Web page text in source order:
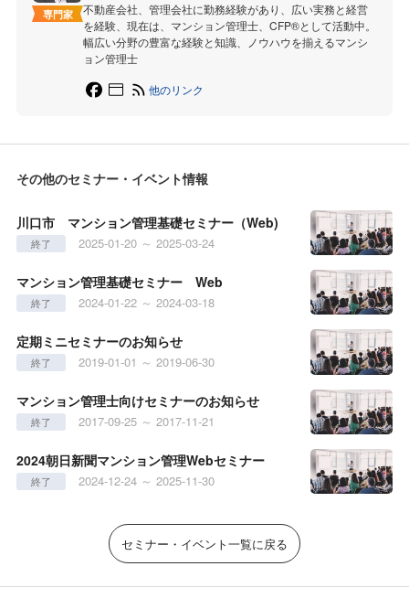
専門家
不動産会社、管理会社に勤務経験があり、広い実務と経営
を経験、現在は、マンション管理士、CFP®︎として活動中。
幅広い分野の豊富な経験と知識、ノウハウを揃えるマンシ
ョン管理士
他のリンク
その他のセミナー・イベント情報
川口市 マンション管理基礎セミナー（Web)
終了 2025-01-20 ～ 2025-03-24
マンション管理基礎セミナー Web
終了 2024-01-22 ～ 2024-03-18
定期ミニセミナーのお知らせ
終了 2019-01-01 ～ 2019-06-30
マンション管理士向けセミナーのお知らせ
終了 2017-09-25 ～ 2017-11-21
2024朝日新聞マンション管理Webセミナー
終了 2024-12-24 ～ 2025-11-30
セミナー・イベント一覧に戻る